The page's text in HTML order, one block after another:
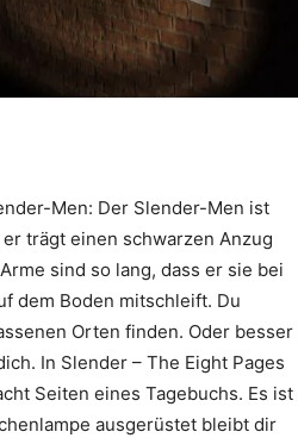
Men: Der Slender-Men ist
trägt einen schwarzen Anzug
sind so lang, dass er sie bei
dem Boden mitschleift. Du
Orten finden. Oder besser
In Slender – The Eight Pages
Seiten eines Tagebuchs. Es ist
ausgerüstet bleibt dir